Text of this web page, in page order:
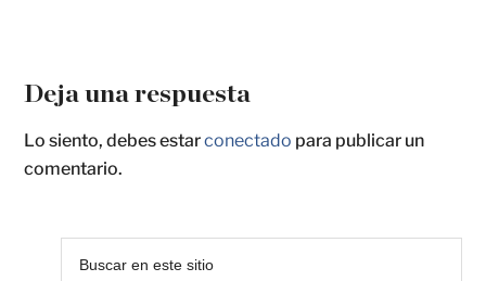
Deja una respuesta
Lo siento, debes estarconectado para publicar un
comentario.